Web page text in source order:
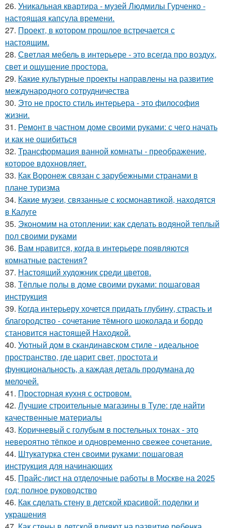
26. Уникальная квартира - музей Людмилы Гурченко -
настоящая капсула времени.
27. Проект, в котором прошлое встречается с
настоящим.
28. Светлая мебель в интерьере - это всегда про воздух,
свет и ощущение простора.
29. Какие культурные проекты направлены на развитие
международного сотрудничества
30. Это не просто стиль интерьера - это философия
жизни.
31. Ремонт в частном доме своими руками: с чего начать
и как не ошибиться
32. Трансформация ванной комнаты - преображение,
которое вдохновляет.
33. Как Воронеж связан с зарубежными странами в
плане туризма
34. Какие музеи, связанные с космонавтикой, находятся
в Калуге
35. Экономим на отоплении: как сделать водяной теплый
пол своими руками
36. Вам нравится, когда в интерьере появляются
комнатные растения?
37. Настоящий художник среди цветов.
38. Тёплые полы в доме своими руками: пошаговая
инструкция
39. Когда интерьеру хочется придать глубину, страсть и
благородство - сочетание тёмного шоколада и бордо
становится настоящей Находкой.
40. Уютный дом в скандинавском стиле - идеальное
пространство, где царит свет, простота и
функциональность, а каждая деталь продумана до
мелочей.
41. Просторная кухня с островом.
42. Лучшие строительные магазины в Туле: где найти
качественные материалы
43. Коричневый с голубым в постельных тонах - это
невероятно тёпкое и одновременно свежее сочетание.
44. Штукатурка стен своими руками: пошаговая
инструкция для начинающих
45. Прайс-лист на отделочные работы в Москве на 2025
год: полное руководство
46. Как сделать стену в детской красивой: поделки и
украшения